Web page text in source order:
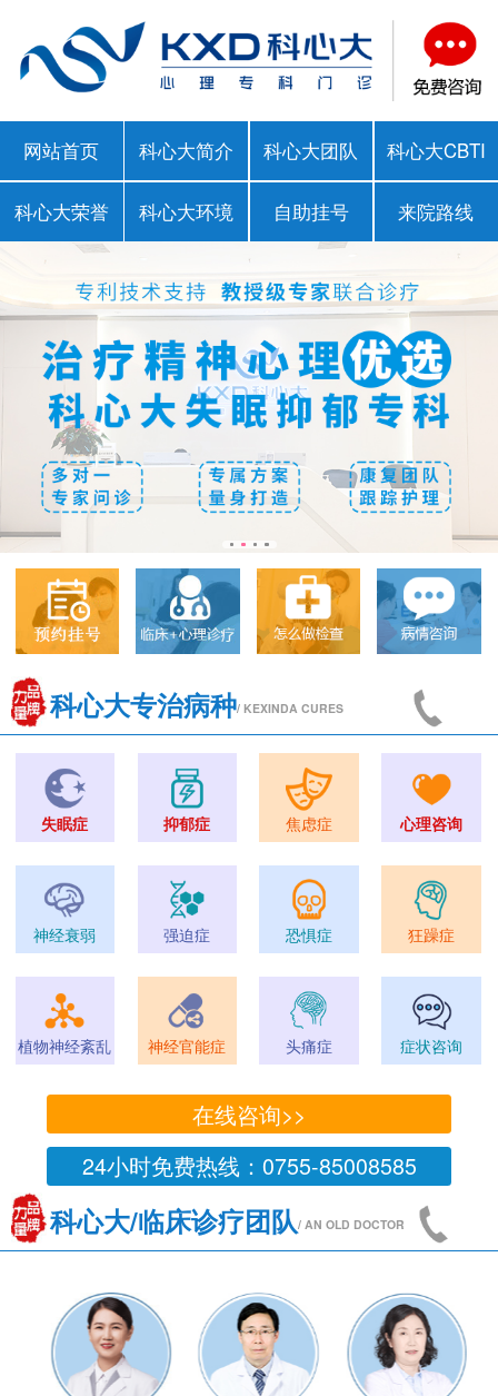
网站首页 科心大简介 科心大团队 科心大CBTI
科心大荣誉 科心大环境 自助挂号 来院路线
科心大专治病种/ KEXINDA CURES
失眠症 抑郁症 焦虑症 心理咨询
神经衰弱 强迫症 恐惧症 狂躁症
植物神经紊乱 神经官能症 头痛症 症状咨询
在线咨询>>
24小时免费热线：0755-85008585
科心大/临床诊疗团队/ AN OLD DOCTOR